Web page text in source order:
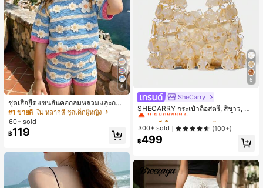
8
ชุดเสื้อยืดแขนสั้นคอกลมหลวมและกาง
เกงขาสั้นไบค์เกอร์รัดรูปสำหรับเด็กผู้ห
ญิง สไตล์มินิมอล เหมาะสำหรับฤดูใบไ
ม้ผลิและฤดูร้อน
#1 ขายดี ใน หลากสี ชุดเด็กผู้หญิง
60+ sold
฿119
5
SheCarry
SHECARRY กระเป๋าถือสตรี, สีขาว, แฟ
ชั่น, สง่างาม, วันหยุด, งานปาร์ตี้
#1 ขายดี
เกือบหมดแล้ว!
#1 ขายดี
เกือบหมดแล้ว!
#1 ขายดี
เกือบหมดแล้ว!
#1 ขายดี
ใน บรรยากาศฤดูร้อน กระเป๋าหูหิ้วด้านบนผู้หญิง
300+ sold (100+)
฿499